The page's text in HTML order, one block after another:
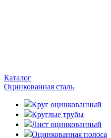
Каталог
Оцинкованная сталь
Круг оцинкованный
Круглые трубы
Лист оцинкованный
Оцинкованная полоса